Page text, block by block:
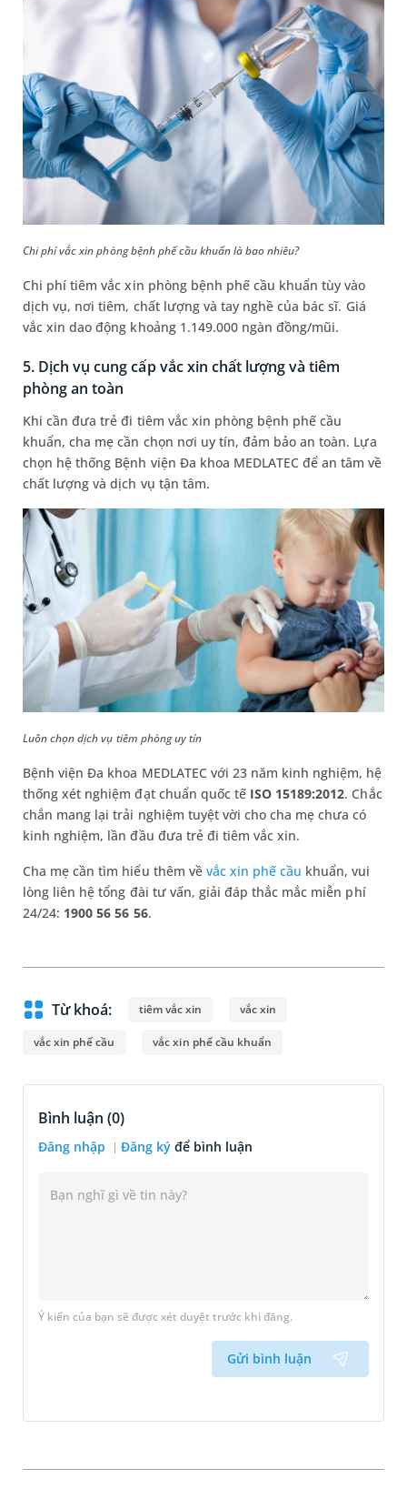
Chi phí vắc xin phòng bệnh phế cầu khuẩn là bao nhiêu?
Chi phí tiêm vắc xin phòng bệnh phế cầu khuẩn tùy vào
dịch vụ, nơi tiêm, chất lượng và tay nghề của bác sĩ. Giá
vắc xin dao động khoảng 1.149.000 ngàn đồng/mũi.
5. Dịch vụ cung cấp vắc xin chất lượng và tiêm
phòng an toàn
Khi cần đưa trẻ đi tiêm vắc xin phòng bệnh phế cầu
khuẩn, cha mẹ cần chọn nơi uy tín, đảm bảo an toàn. Lựa
chọn hệ thống Bệnh viện Đa khoa MEDLATEC để an tâm về
chất lượng và dịch vụ tận tâm.
Luôn chọn dịch vụ tiêm phòng uy tín
Bệnh viện Đa khoa MEDLATEC với 23 năm kinh nghiệm, hệ
thống xét nghiệm đạt chuẩn quốc tế ISO 15189:2012. Chắc
chắn mang lại trải nghiệm tuyệt vời cho cha mẹ chưa có
kinh nghiệm, lần đầu đưa trẻ đi tiêm vắc xin.
Cha mẹ cần tìm hiểu thêm về vắc xin phế cầu khuẩn, vui
lòng liên hệ tổng đài tư vấn, giải đáp thắc mắc miễn phí
24/24: 1900 56 56 56.
Từ khoá: tiêm vắc xin vắc xin
vắc xin phế cầu vắc xin phế cầu khuẩn
Bình luận (0)
Đăng nhập Đăng ký để bình luận
Ý kiến của bạn sẽ được xét duyệt trước khi đăng.
Gửi bình luận